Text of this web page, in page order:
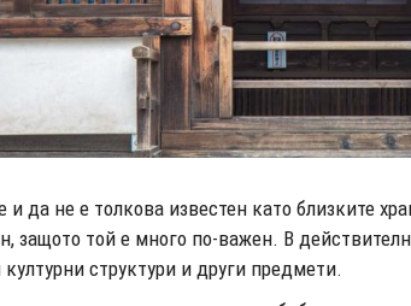
да не е толкова известен като близките
защото той е много по-важен. В
структури и други предмети.